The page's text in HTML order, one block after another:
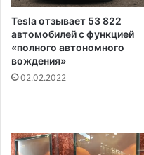
а
Tesla отзывает 53 822
автомобилей с функцией
«полного автономного
вождения»
02.02.2022